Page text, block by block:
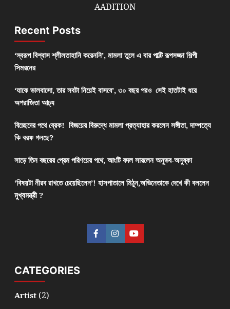
AADITION
Recent Posts
‘স্বরূপ বিশ্বাস শ্লীলতাহানি করেননি’, মামলা তুলে এ বার পাল্টি রূপসজ্জা শিল্পী
সিমরনের
‘যাকে ভালবাসো, তার সবটা নিয়েই বাসবে’, ৩০ বছর পরও সেই হাতটাই ধরে
অপরাজিতা আঢ্য
বিচ্ছেদের পথে ব্রেক! বিজয়ের বিরুদ্ধে মামলা প্রত্যাহার করলেন সঙ্গীতা, দাম্পত্যে
কি বরফ গলছে?
সাড়ে তিন বছরের প্রেম পরিণয়ের পথে, আংটি বদল সারলেন অনুভব-অনুষ্কা
‘বিষয়টা নীরব রাখতে চেয়েছিলেন’! হাসপাতালে মিঠুন,অভিনেতাকে দেখে কী বললেন
মুখ্যমন্ত্রী ?
CATEGORIES
Artist(2)